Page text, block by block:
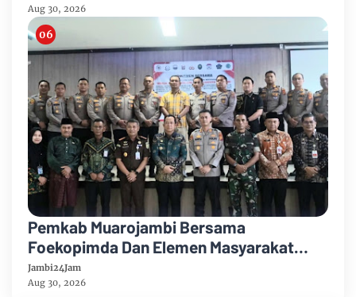
Aug 30, 2026
Pemkab Muarojambi Bersama
Foekopimda Dan Elemen Masyarakat
Menyatakan Sikap Dengan Tegas Tolak
Keberadaan Geng Motor
Jambi24Jam
Aug 30, 2026